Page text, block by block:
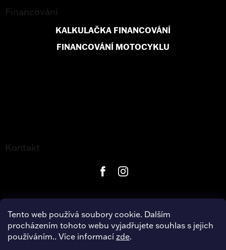
Tento web používá soubory cookie. Dalším
procházením tohoto webu vyjadřujete souhlas s jejich
používáním.. Více informací zde.
Kontakt
Financování
KALKULAČKA FINANCOVÁNÍ
FINANCOVÁNÍ MOTOCYKLU